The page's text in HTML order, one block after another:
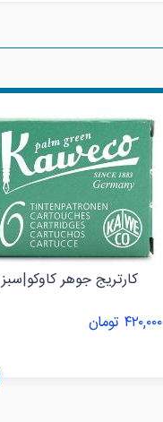
کارتریج جوهر کاوکو|سبز
۴۲۰,۰۰۰ تومان